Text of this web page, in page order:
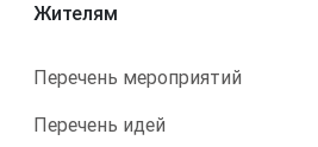
Жителям
Перечень мероприятий
Перечень идей